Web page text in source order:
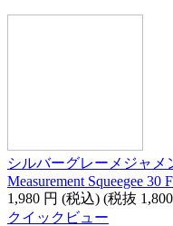
シルバーグレーメジャ
Measurement Squeegee 30 F
1,980 円 (税込) (税抜 1,800
クイックビュー